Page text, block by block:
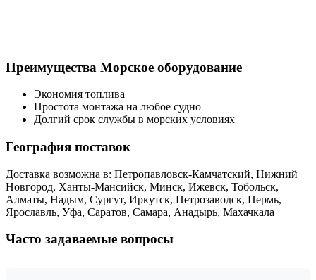
Преимущества Морское оборудование
Экономия топлива
Простота монтажа на любое судно
Долгий срок службы в морских условиях
География поставок
Доставка возможна в: Петропавловск-Камчатский, Нижний
Новгород, Ханты-Мансийск, Минск, Ижевск, Тобольск,
Алматы, Надым, Сургут, Иркутск, Петрозаводск, Пермь,
Ярославль, Уфа, Саратов, Самара, Анадырь, Махачкала
Часто задаваемые вопросы